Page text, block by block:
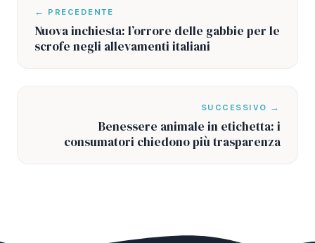
← PRECEDENTE
Nuova inchiesta: l’orrore delle gabbie per le
scrofe negli allevamenti italiani
SUCCESSIVO →
Benessere animale in etichetta: i
consumatori chiedono più trasparenza